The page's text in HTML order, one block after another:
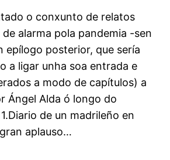
o conxunto de relatos
alarma pola pandemia -sen
epílogo posterior, que sería
a ligar unha soa entrada e
a modo de capítulos) a
Ángel Alda ó longo do
de un madrileño en
aplauso…